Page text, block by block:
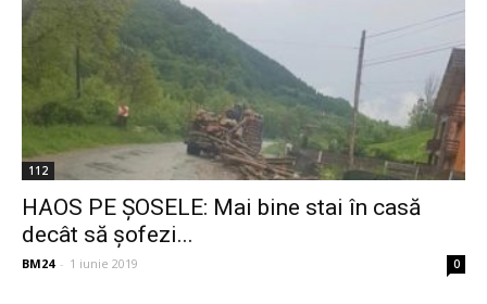
112
HAOS PE ŞOSELE: Mai bine stai în casă
decât să şofezi...
BM24 - 1 iunie 2019 0